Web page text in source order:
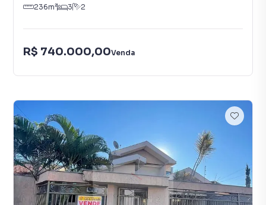
236m² 3 2
R$ 740.000,00Venda